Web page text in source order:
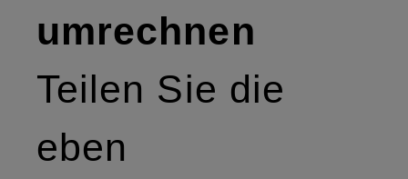
umrechnen
Teilen Sie die
eben